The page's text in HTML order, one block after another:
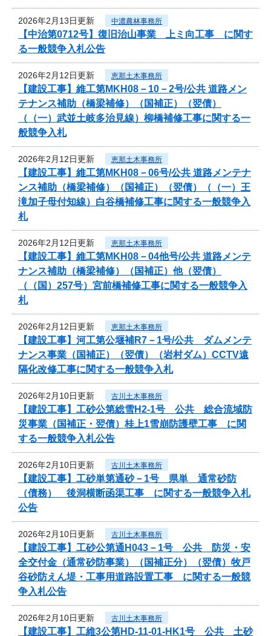
2026年2月13日更新 中濃農林事務所
【中治第0712号】復旧治山事業 上ミ向工事 に関す
る一般競争入札公告
2026年2月12日更新 恵那土木事務所
【建設工事】維工第MKH08－10－2号/公共 道路メン
テナンス補助（橋梁補修）（国補正）（翌債）
（（一）武並土岐多治見線）柳橋補修工事に関する一
般競争入札
2026年2月12日更新 恵那土木事務所
【建設工事】維工第MKH08－06号/公共 道路メンテナ
ンス補助（橋梁補修）（国補正）（翌債）（（一）王
滝加子母付知線）白谷橋補修工事に関する一般競争入
札
2026年2月12日更新 恵那土木事務所
【建設工事】維工第MKH08－04他号/公共 道路メンテ
ナンス補助（橋梁補修）（国補正）他（翌債）
（（国）257号）宮前橋補修工事に関する一般競争入
札
2026年2月12日更新 恵那土木事務所
【建設工事】河工第公堰補R7－1号/公共 ダムメンテ
ナンス事業（国補正）（翌債）（岩村ダム）CCTV遠
隔化改修工事に関する一般競争入札
2026年2月10日更新 古川土木事務所
【建設工事】工砂公第総雪H2-1号 公共 総合流域防
災事業（国補正・翌債）桂上1雪崩防護壁工事 に関
する一般競争入札公告
2026年2月10日更新 古川土木事務所
【建設工事】工砂単第通砂－1号 県単 通常砂防
（債務） 後洞横断函渠工事 に関する一般競争入札
公告
2026年2月10日更新 古川土木事務所
【建設工事】工砂公第通H043－1号 公共 防災・安
全交付金（通常砂防事業）（国補正分）（翌債）牧戸
谷砂防えん堤・工事用道路設置工事 に関する一般競
争入札公告
2026年2月10日更新 古川土木事務所
【建設工事】工維3公第HD-11-01-HK1号 公共 土砂